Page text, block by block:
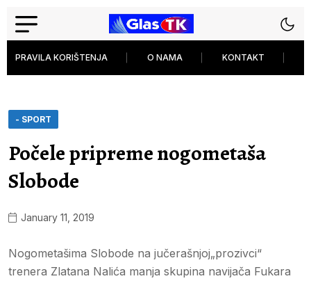
PRAVILA KORIŠTENJA O NAMA KONTAKT
- SPORT
Počele pripreme nogometaša
Slobode
January 11, 2019
Nogometašima Slobode na jučerašnjoj„prozivci“
trenera Zlatana Nalića manja skupina navijača Fukara